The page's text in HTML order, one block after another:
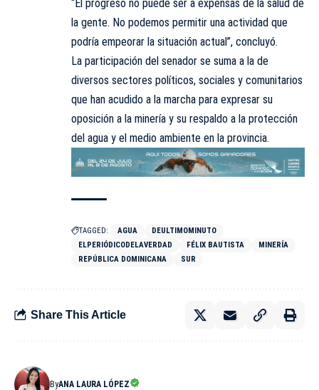
“El progreso no puede ser a expensas de la salud de
la gente. No podemos permitir una actividad que
podría empeorar la situación actual”, concluyó.
La participación del senador se suma a la de
diversos sectores políticos, sociales y comunitarios
que han acudido a la marcha para expresar su
oposición a la minería y su respaldo a la protección
del agua y el medio ambiente en la provincia.
TAGGED: AGUA
DEULTIMOMINUTO
ELPERIÓDICODELAVERDAD
FÉLIX BAUTISTA
MINERÍA
REPÚBLICA DOMINICANA
SUR
Share This Article
ByANA LAURA LÓPEZ